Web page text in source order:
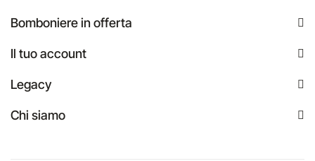
Bomboniere in offerta
Il tuo account
Legacy
Chi siamo